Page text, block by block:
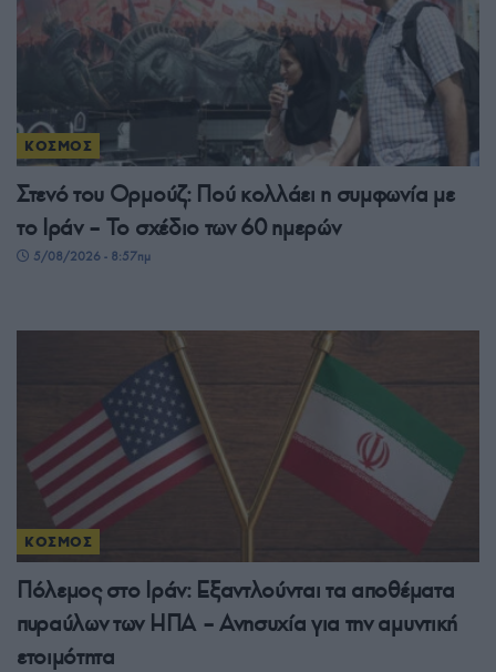
ΚΟΣΜΟΣ
Στενό του Ορμούζ: Πού κολλάει η συμφωνία με
το Ιράν – Το σχέδιο των 60 ημερών
5/08/2026 - 8:57πμ
ΚΟΣΜΟΣ
Πόλεμος στο Ιράν: Εξαντλούνται τα αποθέματα
πυραύλων των ΗΠΑ – Ανησυχία για την αμυντική
ετοιμότητα